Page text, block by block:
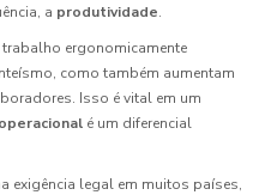
a produtividade.
ergonomicamente
como também aumentam
Isso é vital em um
é um diferencial
exigência legal em muitos países,